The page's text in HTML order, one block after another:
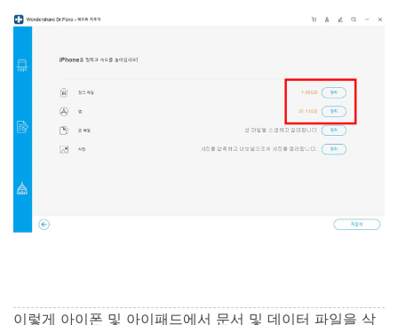
이렇게 아이폰 및 아이패드에서 문서 및 데이터 파일을 삭